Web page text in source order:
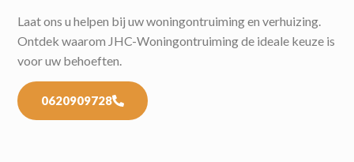
Laat ons u helpen bij uw woningontruiming en verhuizing.
Ontdek waarom JHC-Woningontruiming de ideale keuze is
voor uw behoeften.
0620909728